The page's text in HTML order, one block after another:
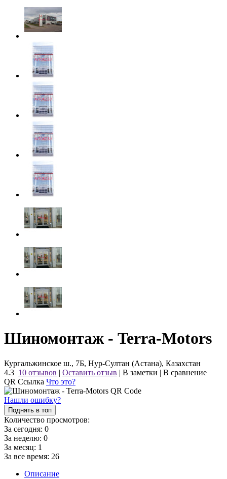
Шиномонтаж - Terra-Motors
Кургальжинское ш., 7Б, Нур-Султан (Астана), Казахстан
4.3 10 отзывов | Оставить отзыв | В заметки | В сравнение
QR Ссылка Что это?
Нашли ошибку?
Поднять в топ
Количество просмотров:
За сегодня: 0
За неделю: 0
За месяц: 1
За все время: 26
Описание